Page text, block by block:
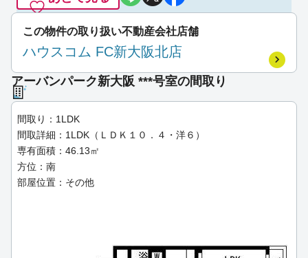
この物件の取り扱い不動産会社店舗
ハウスコム FC新大阪北店
アーバンパーク新大阪 ***号室の間取り
間取り：1LDK
間取詳細：1LDK（ＬＤＫ１０．４・洋６）
専有面積：46.13㎡
方位：南
部屋位置：その他